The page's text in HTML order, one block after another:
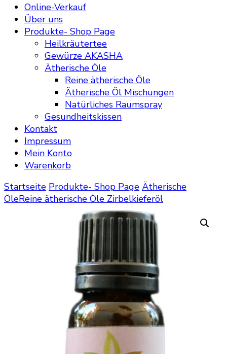
Online-Verkauf
Über uns
Produkte- Shop Page
Heilkräutertee
Gewürze AKASHA
Ätherische Öle
Reine ätherische Öle
Ätherische Öl Mischungen
Natürliches Raumspray
Gesundheitskissen
Kontakt
Impressum
Mein Konto
Warenkorb
Startseite Produkte- Shop Page Ätherische
ÖleReine ätherische Öle Zirbelkieferöl